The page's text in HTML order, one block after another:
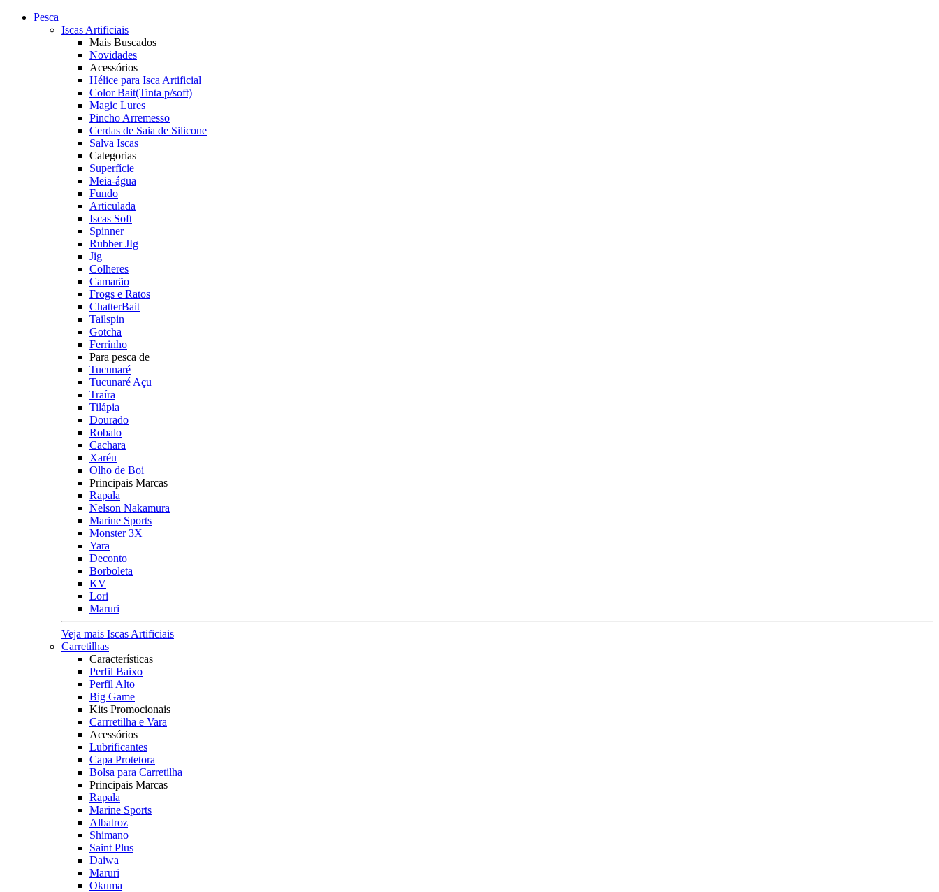
Pesca
Iscas Artificiais
Mais Buscados
Novidades
Acessórios
Hélice para Isca Artificial
Color Bait(Tinta p/soft)
Magic Lures
Pincho Arremesso
Cerdas de Saia de Silicone
Salva Iscas
Categorias
Superfície
Meia-água
Fundo
Articulada
Iscas Soft
Spinner
Rubber JIg
Jig
Colheres
Camarão
Frogs e Ratos
ChatterBait
Tailspin
Gotcha
Ferrinho
Para pesca de
Tucunaré
Tucunaré Açu
Traíra
Tilápia
Dourado
Robalo
Cachara
Xaréu
Olho de Boi
Principais Marcas
Rapala
Nelson Nakamura
Marine Sports
Monster 3X
Yara
Deconto
Borboleta
KV
Lori
Maruri
Veja mais Iscas Artificiais
Carretilhas
Características
Perfil Baixo
Perfil Alto
Big Game
Kits Promocionais
Carrretilha e Vara
Acessórios
Lubrificantes
Capa Protetora
Bolsa para Carretilha
Principais Marcas
Rapala
Marine Sports
Albatroz
Shimano
Saint Plus
Daiwa
Maruri
Okuma